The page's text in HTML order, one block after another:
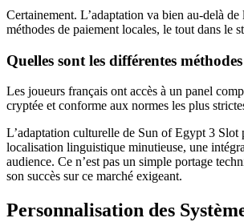
Certainement. L’adaptation va bien au-delà
méthodes de paiement locales, le tout dans le
Quelles sont les différentes
Les joueurs français ont accès à un panel
cryptée et conforme aux normes les plus
L’adaptation culturelle de Sun of Egypt 3 Slot
localisation linguistique minutieuse, une
audience. Ce n’est pas un simple portage
son succès sur ce marché exigeant.
Personnalisation des